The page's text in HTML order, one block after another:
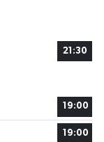
21:30
19:00
19:00